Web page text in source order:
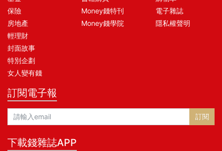
保險
房地產
輕理財
封面故事
特別企劃
女人變有錢
Money錢特刊
Money錢學院
電子雜誌
隱私權聲明
訂閱電子報
訂閱
下載錢雜誌APP